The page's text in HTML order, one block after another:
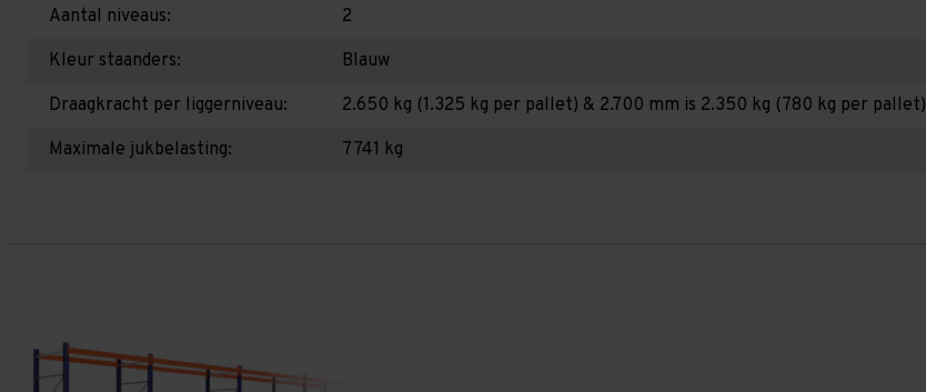
Aantal niveaus:
2
Kleur staanders:
Blauw
Draagkracht per liggerniveau:
2.650 kg (1.325 kg per pallet) & 2.700 mm is 2.350 kg (780 kg per pallet)
Maximale jukbelasting:
7741 kg